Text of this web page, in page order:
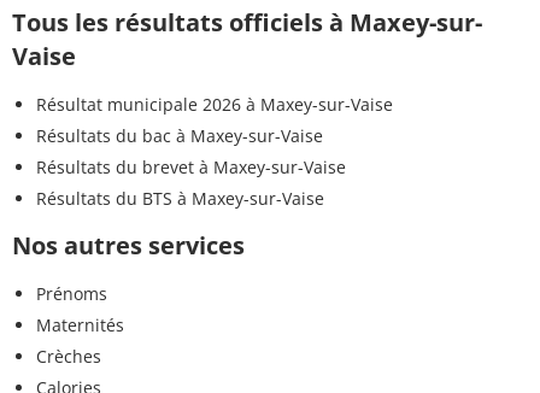
Tous les résultats officiels à Maxey-sur-
Vaise
Résultat municipale 2026 à Maxey-sur-Vaise
Résultats du bac à Maxey-sur-Vaise
Résultats du brevet à Maxey-sur-Vaise
Résultats du BTS à Maxey-sur-Vaise
Nos autres services
Prénoms
Maternités
Crèches
Calories